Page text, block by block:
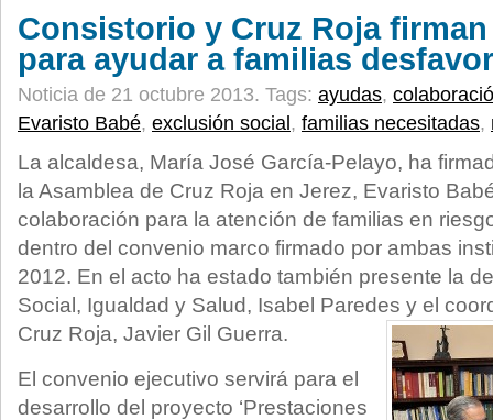
Consistorio y Cruz Roja
para ayudar a familias
Noticia de 21 octubre 2013. Tags: ayudas,
Evaristo Babé, exclusión social , familias necesitadas,
La alcaldesa, María José García-Pelayo, ha
la Asamblea de Cruz Roja en Jerez, Evaristo
colaboración para la atención de familias en
dentro del convenio marco firmado por ambas
2012. En el acto ha estado también presente la
Social, Igualdad y Salud, Isabel Paredes y el
Cruz Roja, Javier Gil Guerra.
El convenio ejecutivo servirá para el
desarrollo del proyecto ‘Prestaciones